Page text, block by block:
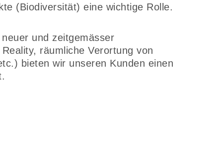
(Biodiversität) eine wichtige Rolle.
und zeitgemässer
räumliche Verortung von
bieten wir unseren Kunden einen